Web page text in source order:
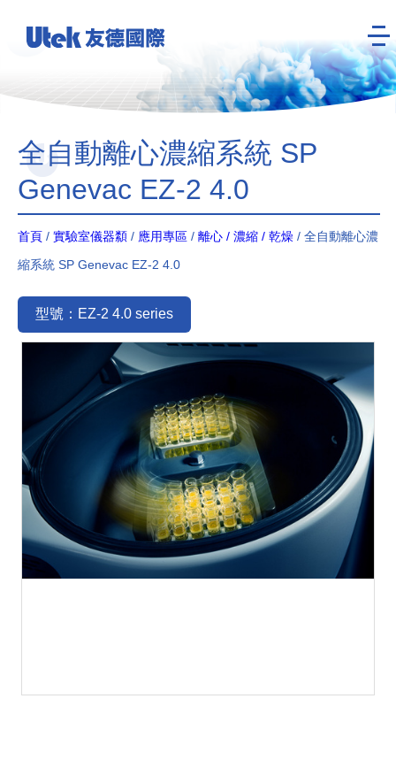
全自動離心濃縮系統 SP
Genevac EZ-2 4.0
首頁 / 實驗室儀器纇 / 應用專區 / 離心 / 濃縮 / 乾燥 / 全自動離心濃
縮系統 SP Genevac EZ-2 4.0
型號：EZ-2 4.0 series